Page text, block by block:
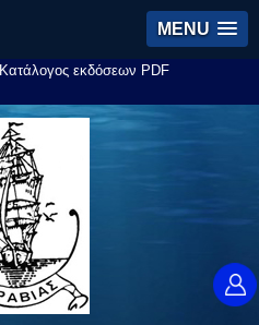
MENU
Κατάλογος εκδόσεων PDF